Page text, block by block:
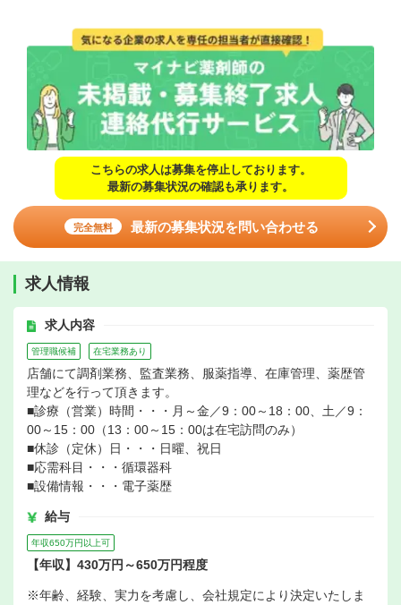
こちらの求人は募集を停止しております。
最新の募集状況の確認も承ります。
完全無料 最新の募集状況を問い合わせる
求人情報
求人内容
管理職候補 在宅業務あり
店舗にて調剤業務、監査業務、服薬指導、在庫管理、薬歴管
理などを行って頂きます。
■診療（営業）時間・・・月～金／9：00～18：00、土／9：
00～15：00（13：00～15：00は在宅訪問のみ）
■休診（定休）日・・・日曜、祝日
■応需科目・・・循環器科
■設備情報・・・電子薬歴
給与
年収650万円以上可
【年収】430万円～650万円程度
※年齢、経験、実力を考慮し、会社規定により決定いたしま